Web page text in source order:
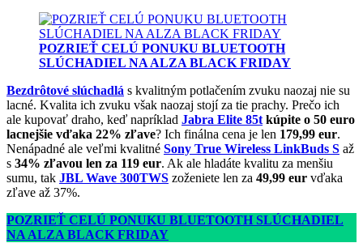
POZRIEŤ CELÚ PONUKU BLUETOOTH
SLÚCHADIEL NA ALZA BLACK FRIDAY
Bezdrôtové slúchadlá s kvalitným potlačením zvuku naozaj nie su
lacné. Kvalita ich zvuku však naozaj stojí za tie prachy. Prečo ich
ale kupovať draho, keď napríklad Jabra Elite 85t kúpite o 50 euro
lacnejšie vďaka 22% zľave? Ich finálna cena je len 179,99 eur.
Nenápadné ale veľmi kvalitné Sony True Wireless LinkBuds S až
s 34% zľavou len za 119 eur. Ak ale hladáte kvalitu za menšiu
sumu, tak JBL Wave 300TWS zoženiete len za 49,99 eur vďaka
zľave až 37%.
POZRIEŤ CELÚ PONUKU BLUETOOTH SLÚCHADIEL
NA ALZA BLACK FRIDAY